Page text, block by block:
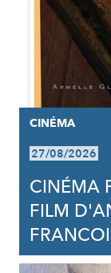
CINÉMA
27/08/2026
CINÉMA
FILM